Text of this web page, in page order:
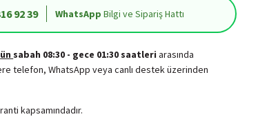
92 39 WhatsApp Bilgi ve Sipariş Hattı
sabah 08:30 - gece 01:30 saatleriarasında
telefon, WhatsApp veya canlı destek üzerinden
kapsamındadır.